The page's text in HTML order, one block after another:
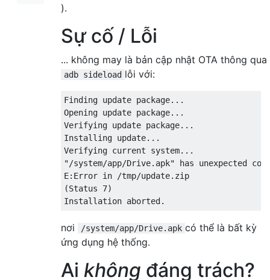
).
Sự cố / Lỗi
... không may là bản cập nhật OTA thông qua
adb sideload lỗi với:
Finding update package...
Opening update package...
Verifying update package...
Installing update...
Verifying current system...
"/system/app/Drive.apk" has unexpected
E:Error in /tmp/update.zip
(Status 7)
nơi /system/app/Drive.apk có thể là bất kỳ
ứng dụng hệ thống.
Ai không đáng trách?